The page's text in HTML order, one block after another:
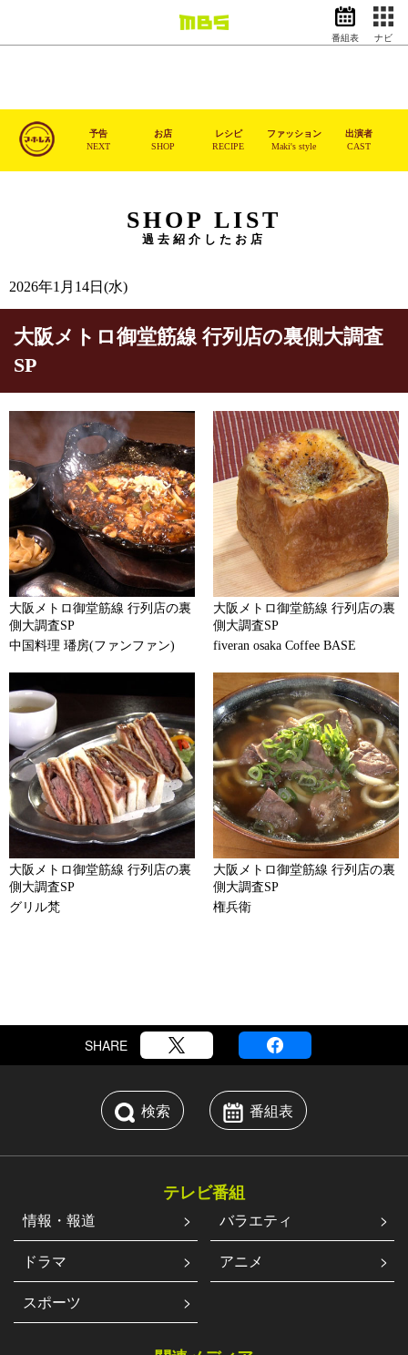
スポーツ
映画
番組表 ナビ
予告
NEXT
お店
SHOP
レシピ
RECIPE
ファッション
Maki's style
出演者
CAST
SHOP LIST
過去紹介したお店
2026年1月14日(水)
大阪メトロ御堂筋線 行列店の裏側大調査
SP
大阪メトロ御堂筋線 行列店の裏
側大調査SP
中国料理 璠房(ファンファン)
大阪メトロ御堂筋線 行列店の裏
側大調査SP
fiveran osaka Coffee BASE
大阪メトロ御堂筋線 行列店の裏
側大調査SP
グリル梵
大阪メトロ御堂筋線 行列店の裏
側大調査SP
権兵衛
SHARE
検索 番組表
テレビ番組
情報・報道
バラエティ
ドラマ
アニメ
スポーツ